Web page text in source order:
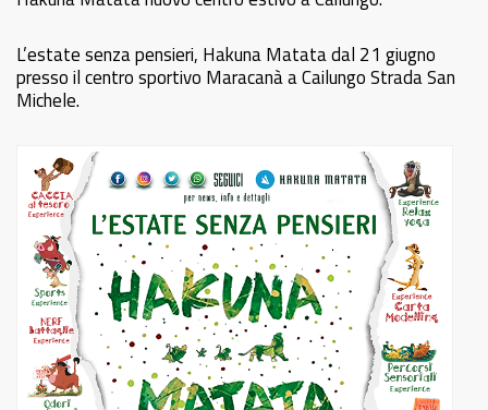
L’estate senza pensieri, Hakuna Matata dal 21 giugno
presso il centro sportivo Maracanà a Cailungo Strada San
Michele.